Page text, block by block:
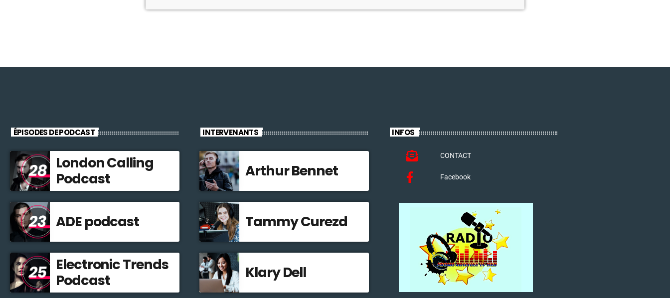
ÉPISODES DE PODCAST
London Calling
Podcast
ADE podcast
Electronic Trends
Podcast
INTERVENANTS
Arthur Bennet
Tammy Curezd
Klary Dell
INFOS
CONTACT
Facebook